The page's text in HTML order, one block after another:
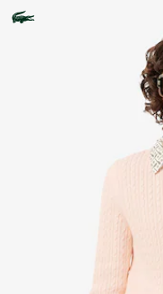
d’images
produit